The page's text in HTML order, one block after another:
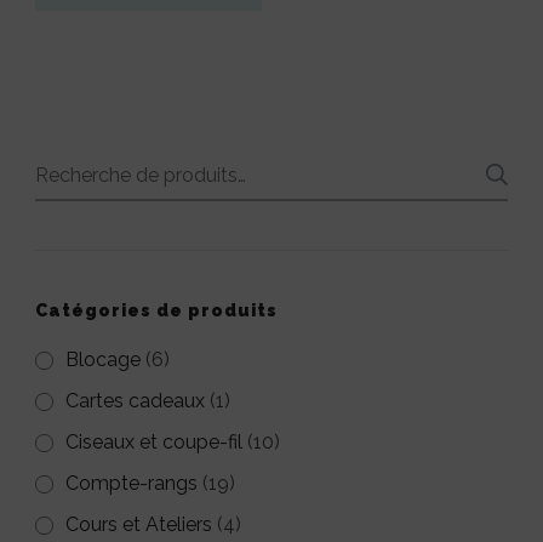
Recherche
Catégories de produits
Blocage (6)
Cartes cadeaux (1)
Ciseaux et coupe-fil (10)
Compte-rangs (19)
Cours et Ateliers (4)